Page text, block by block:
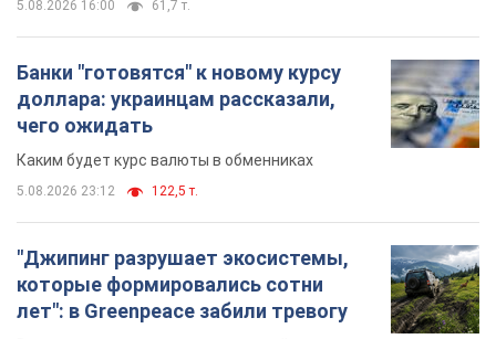
5.08.2026 16:00 61,7 т.
Банки "готовятся" к новому курсу
доллара: украинцам рассказали,
чего ожидать
Каким будет курс валюты в обменниках
5.08.2026 23:12 122,5 т.
"Джипинг разрушает экосистемы,
которые формировались сотни
лет": в Greenpeace забили тревогу